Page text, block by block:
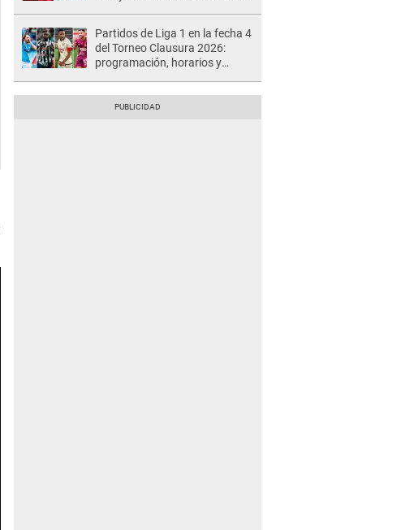
Partidos de Liga 1 en la fecha 4
del Torneo Clausura 2026:
programación, horarios y